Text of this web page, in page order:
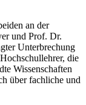
an der
und Prof. Dr.
Unterbrechung
die
Wissenschaften
über fachliche und